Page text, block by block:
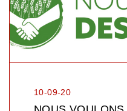
Copier
coller
code
présent
10-09-20